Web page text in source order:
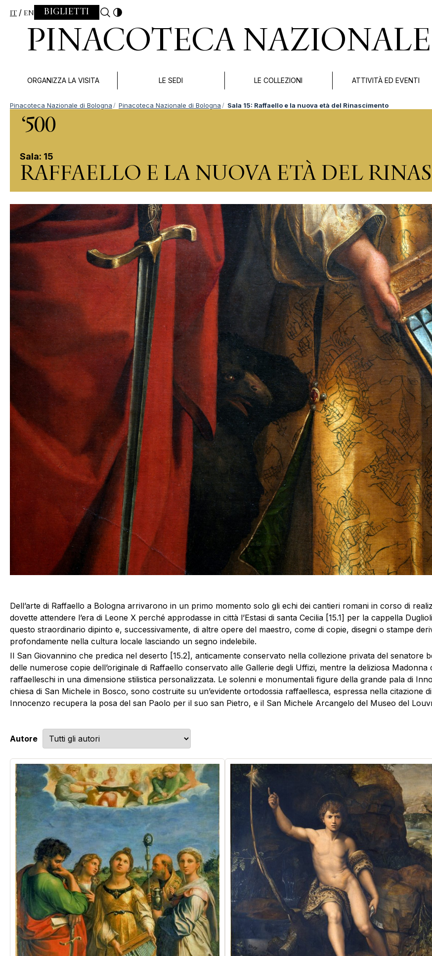
Skip to content
IT EN BIGLIETTI
PINACOTECA
ORGANIZZA LA VISITA LE SEDI LE COLLEZIONI ATTIVITÀ ED EVENTI
Pinacoteca Nazionale di Bologna Pinacoteca Nazionale di Bologna Sala 15: Raffaello e la nuova età del Rinascimento
‘500
Sala: 15
RAFFAELLO E LA NUOVA ETÀ DEL
Dell’arte di Raffaello a Bologna arrivarono in un primo momento solo gli echi dei cantieri romani in corso di
dovette attendere l’era di Leone X perché approdasse in città l’Estasi di santa Cecilia [15.1] per la cappella
questo straordinario dipinto e, successivamente, di altre opere del maestro, come di copie, disegni o stampe
profondamente nella cultura locale lasciando un segno indelebile.
Il San Giovannino che predica nel deserto [15.2], anticamente conservato nella collezione privata del senatore
delle numerose copie dell’originale di Raffaello conservato alle Gallerie degli Uffizi, mentre la deliziosa
raffaelleschi in una dimensione stilistica personalizzata. Le solenni e monumentali figure della grande pala di
chiesa di San Michele in Bosco, sono costruite su un’evidente ortodossia raffaellesca, espressa nella citazione
Innocenzo recupera la posa del san Paolo per il suo san Pietro, e il San Michele Arcangelo del Museo del
Autore